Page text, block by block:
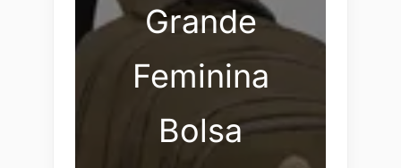
Grande
Feminina
Bolsa